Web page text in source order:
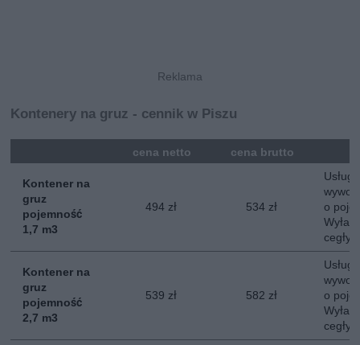
Kontenery na gruz - cennik w Piszu
cena netto cena brutto
Kontener na
gruz
pojemność
1,7 m3
494 zł 534 zł
o
cegły,
Kontener na
gruz
pojemność
2,7 m3
539 zł 582 zł
o
cegły,